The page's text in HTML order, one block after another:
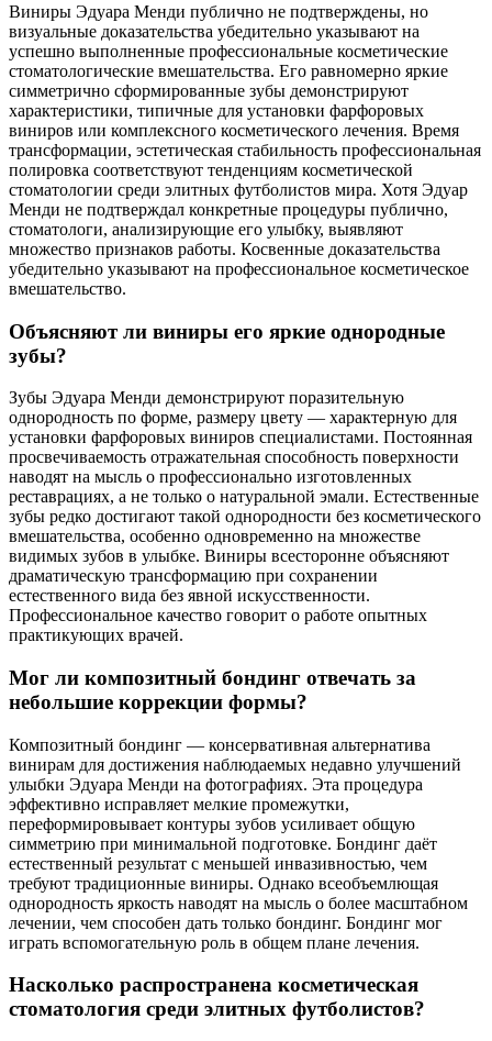
Виниры Эдуара Менди публично не подтверждены, но
визуальные доказательства убедительно указывают на
успешно выполненные профессиональные косметические
стоматологические вмешательства. Его равномерно яркие
симметрично сформированные зубы демонстрируют
характеристики, типичные для установки фарфоровых
виниров или комплексного косметического лечения. Время
трансформации, эстетическая стабильность профессиональная
полировка соответствуют тенденциям косметической
стоматологии среди элитных футболистов мира. Хотя Эдуар
Менди не подтверждал конкретные процедуры публично,
стоматологи, анализирующие его улыбку, выявляют
множество признаков работы. Косвенные доказательства
убедительно указывают на профессиональное косметическое
вмешательство.
Объясняют ли виниры его яркие однородные
зубы?
Зубы Эдуара Менди демонстрируют поразительную
однородность по форме, размеру цвету — характерную для
установки фарфоровых виниров специалистами. Постоянная
просвечиваемость отражательная способность поверхности
наводят на мысль о профессионально изготовленных
реставрациях, а не только о натуральной эмали. Естественные
зубы редко достигают такой однородности без косметического
вмешательства, особенно одновременно на множестве
видимых зубов в улыбке. Виниры всесторонне объясняют
драматическую трансформацию при сохранении
естественного вида без явной искусственности.
Профессиональное качество говорит о работе опытных
практикующих врачей.
Мог ли композитный бондинг отвечать за
небольшие коррекции формы?
Композитный бондинг — консервативная альтернатива
винирам для достижения наблюдаемых недавно улучшений
улыбки Эдуара Менди на фотографиях. Эта процедура
эффективно исправляет мелкие промежутки,
переформировывает контуры зубов усиливает общую
симметрию при минимальной подготовке. Бондинг даёт
естественный результат с меньшей инвазивностью, чем
требуют традиционные виниры. Однако всеобъемлющая
однородность яркость наводят на мысль о более масштабном
лечении, чем способен дать только бондинг. Бондинг мог
играть вспомогательную роль в общем плане лечения.
Насколько распространена косметическая
стоматология среди элитных футболистов?